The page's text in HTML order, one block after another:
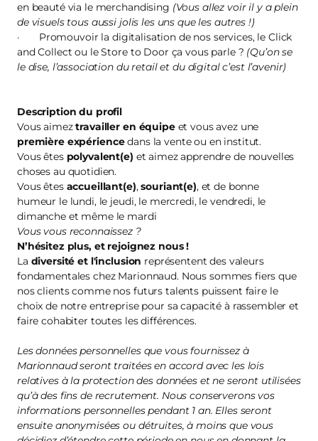
en beauté via le merchandising (Vous allez voir il y a plein
de visuels tous aussi jolis les uns que les autres !)
· Promouvoir la digitalisation de nos services, le Click
and Collect ou le Store to Door ça vous parle ? (Qu’on se
le dise, l’association du retail et du digital c’est l’avenir)
Description du profil
Vous aimeztravailler en équipe et vous avez une
première expériencedans la vente ou en institut.
Vous êtes polyvalent(e) et aimez apprendre de nouvelles
choses au quotidien.
Vous êtes accueillant(e),souriant(e), et de bonne
humeur le lundi, le jeudi, le mercredi, le vendredi, le
dimanche et même le mardi
Vous vous reconnaissez ?
N’hésitez plus, et rejoignez nous!
La diversité et l'inclusion représentent des valeurs
fondamentales chez Marionnaud. Nous sommes fiers que
nos clients comme nos futurs talents puissent faire le
choix de notre entreprise pour sa capacité à rassembler et
faire cohabiter toutes les différences.
Les données personnelles que vous fournissez à
Marionnaud seront traitées en accord avec les lois
relatives à la protection des données et ne seront utilisées
qu’à des fins de recrutement. Nous conserverons vos
informations personnelles pendant 1 an. Elles seront
ensuite anonymisées ou détruites, à moins que vous